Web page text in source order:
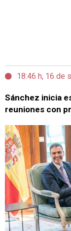
18:46 h, 16 de
Sánchez inicia
reuniones con